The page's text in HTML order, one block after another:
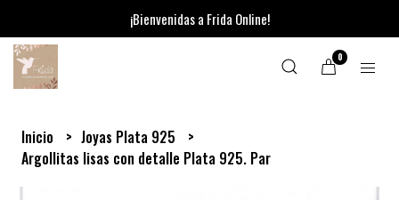
¡Bienvenidas a Frida Online!
0
Inicio
Joyas Plata 925
Argollitas lisas con detalle Plata 925. Par